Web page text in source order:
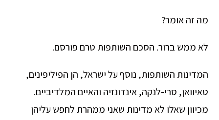
מה זה אומר?
לא ממש ברור. הסכם השותפות טרם פורסם.
המדינות השותפות, נוסף על ישראל, הן הפיליפינים,
טאיוואן, סרי-לנקה, אינדונזיה והאיים המלדיביים.
מכיוון שאלו לא מדינות שאני ממהרת לחפש עליהן